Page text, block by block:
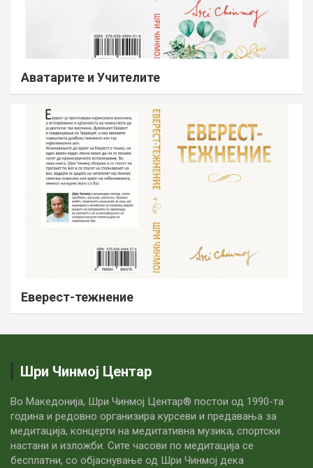
Аватарите и Учителите
Еверест-тежнение
Шри Чинмој Центар
Во Македонија, Шри Чинмој Центар® постои од 1990-та
година и редовно организира курсеви и предавања за
медитација, концерти на медитативна музика, спортски
настани и изложби. Сите часови по медитацијa се
бесплатни, со објаснување од Шри Чинмој дека